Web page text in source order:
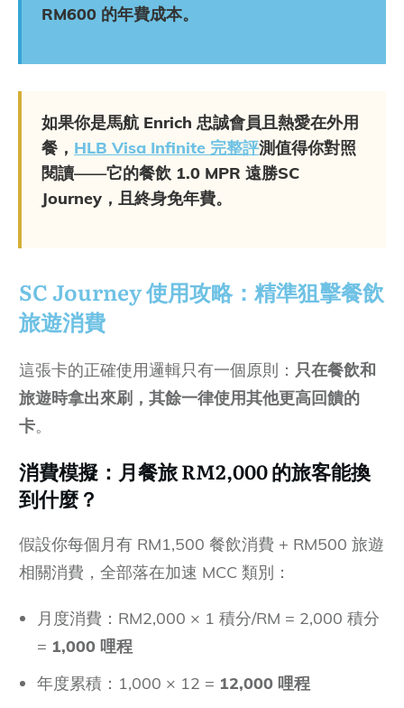
RM600 的年費成本。
如果你是馬航 Enrich 忠誠會員且熱愛在外用
餐， HLB Visa Infinite 完整評測值得你對照
閱讀——它的餐飲 1.0 MPR 遠勝SC
Journey，且終身免年費。
SC Journey 使用攻略：精準狙擊餐飲
旅遊消費
這張卡的正確使用邏輯只有一個原則： 只在餐飲和
旅遊時拿出來刷，其餘一律使用其他更高回饋的
卡。
消費模擬：月餐旅 RM2,000 的旅客能換
到什麼？
假設你每個月有 RM1,500 餐飲消費 + RM500 旅遊
相關消費，全部落在加速 MCC 類別：
月度消費：RM2,000 × 1 積分/RM = 2,000 積分
= 1,000 哩程
年度累積：1,000 × 12 = 12,000 哩程